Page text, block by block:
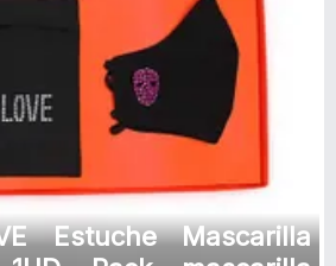
Estuche Mascarilla